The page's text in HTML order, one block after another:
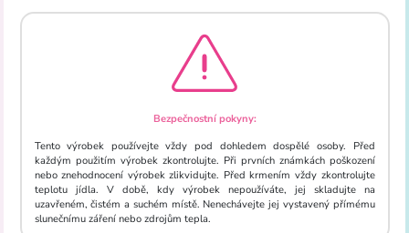
Bezpečnostní pokyny:
Tento výrobek používejte vždy pod dohledem dospělé osoby. Před
každým použitím výrobek zkontrolujte. Při prvních známkách poškození
nebo znehodnocení výrobek zlikvidujte. Před krmením vždy zkontrolujte
teplotu jídla. V době, kdy výrobek nepoužíváte, jej skladujte na
uzavřeném, čistém a suchém místě. Nenechávejte jej vystavený přímému
slunečnímu záření nebo zdrojům tepla.